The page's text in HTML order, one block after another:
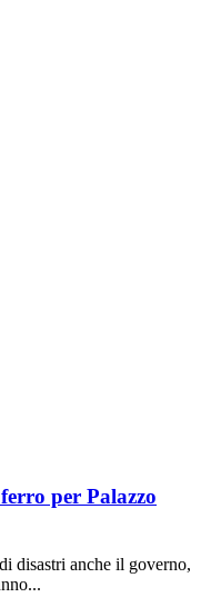
per Palazzo
disastri anche il governo,